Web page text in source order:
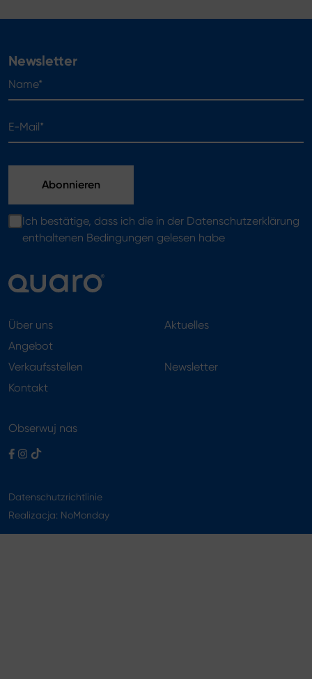
Newsletter
E-Mail*
Ich bestätige, dass ich die in der Datenschutzerklärung
enthaltenen Bedingungen gelesen habe
Über uns
Angebot
Aktuelles
Verkaufsstellen
Kontakt
Newsletter
Obserwuj nas
Datenschutzrichtlinie
Realizacja: NoMonday